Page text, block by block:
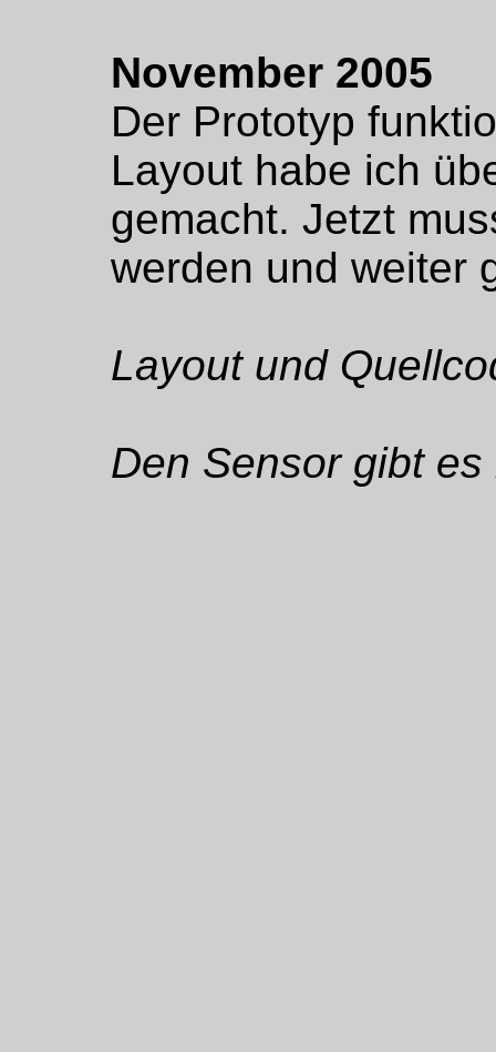
November 2005
Der Prototyp
Layout habe ich
gemacht. Jetzt
werden und weiter
Layout und
Den Sensor gibt